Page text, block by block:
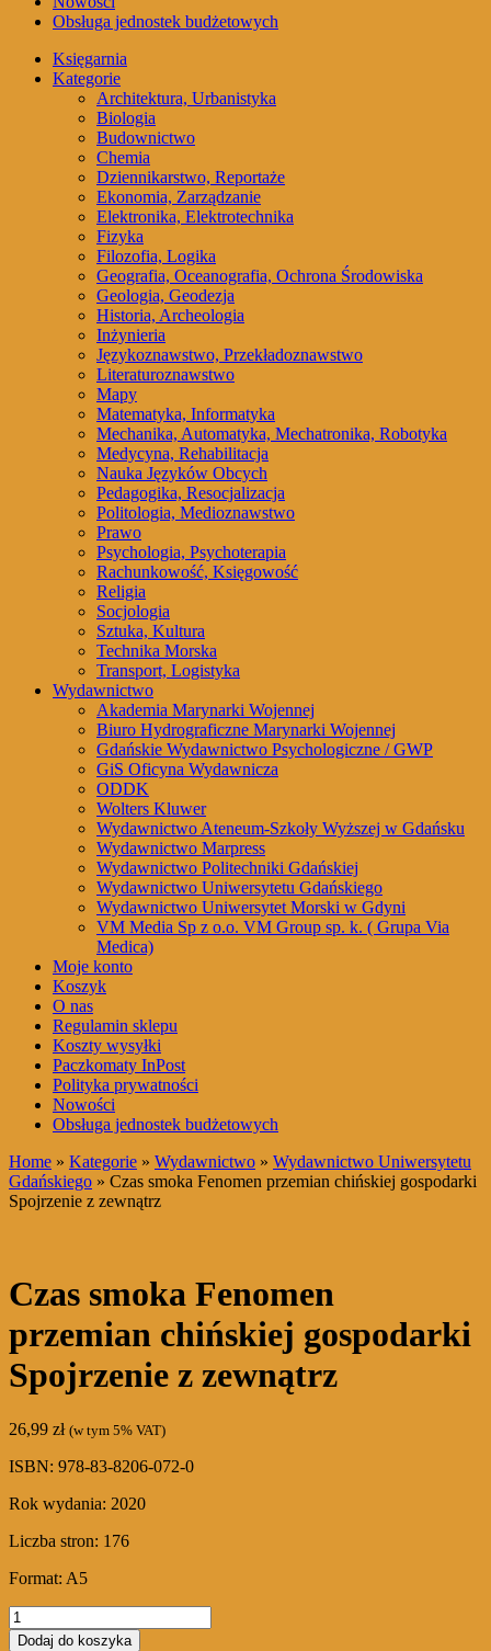
Obsługa jednostek budżetowych
Księgarnia
Kategorie
Architektura, Urbanistyka
Biologia
Budownictwo
Chemia
Dziennikarstwo, Reportaże
Ekonomia, Zarządzanie
Elektronika, Elektrotechnika
Fizyka
Filozofia, Logika
Geografia, Oceanografia, Ochrona Środowiska
Geologia, Geodezja
Historia, Archeologia
Inżynieria
Językoznawstwo, Przekładoznawstwo
Literaturoznawstwo
Mapy
Matematyka, Informatyka
Mechanika, Automatyka, Mechatronika, Robotyka
Medycyna, Rehabilitacja
Nauka Języków Obcych
Pedagogika, Resocjalizacja
Politologia, Medioznawstwo
Prawo
Psychologia, Psychoterapia
Rachunkowość, Księgowość
Religia
Socjologia
Sztuka, Kultura
Technika Morska
Transport, Logistyka
Wydawnictwo
Akademia Marynarki Wojennej
Biuro Hydrograficzne Marynarki Wojennej
Gdańskie Wydawnictwo Psychologiczne / GWP
GiS Oficyna Wydawnicza
ODDK
Wolters Kluwer
Wydawnictwo Ateneum-Szkoły Wyższej w Gdańsku
Wydawnictwo Marpress
Wydawnictwo Politechniki Gdańskiej
Wydawnictwo Uniwersytetu Gdańskiego
Wydawnictwo Uniwersytet Morski w Gdyni
VM Media Sp z o.o. VM Group sp. k. ( Grupa Via
Medica)
Moje konto
Koszyk
O nas
Regulamin sklepu
Koszty wysyłki
Paczkomaty InPost
Polityka prywatności
Nowości
Obsługa jednostek budżetowych
Home » Kategorie » Wydawnictwo » Wydawnictwo Uniwersytetu
Gdańskiego » Czas smoka Fenomen przemian chińskiej gospodarki
Spojrzenie z zewnątrz
Czas smoka Fenomen
przemian chińskiej gospodarki
Spojrzenie z zewnątrz
26,99 zł (w tym 5% VAT)
ISBN: 978-83-8206-072-0
Rok wydania: 2020
Liczba stron: 176
Format: A5
ilość
Czas
Dodaj do koszyka